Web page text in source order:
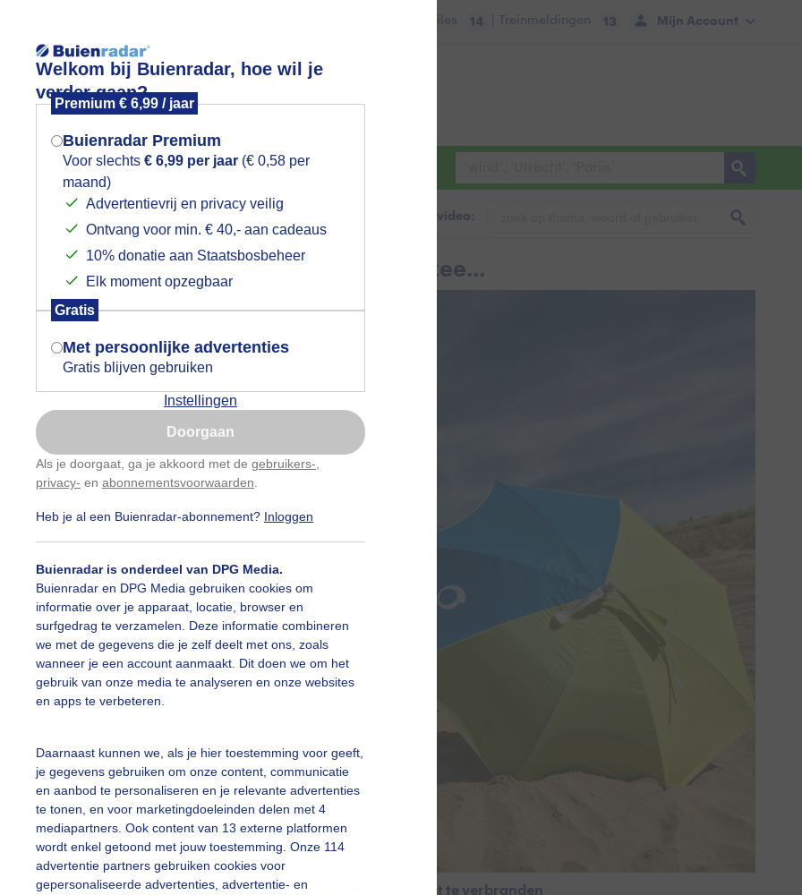
Welkom bij Buienradar, hoe wil je
verder gaan?
Premium € 6,99 / jaar
Buienradar Premium
Voor slechts € 6,99 per jaar (€ 0,58 per
maand)
Advertentievrij en privacy veilig
Ontvang voor min. € 40,- aan cadeaus
10% donatie aan Staatsbosbeheer
Elk moment opzegbaar
Gratis
Met persoonlijke advertenties
Gratis blijven gebruiken
Instellingen
Doorgaan
Als je doorgaat, ga je akkoord met de gebruikers-
privacy- en abonnementsvoorwaarden
Heb je al een Buienradar-abonnement? Inloggen
Buienradar is onderdeel van DPG Media.
Buienradar en DPG Media gebruiken cookies om
informatie over je apparaat, locatie, browser en
surfgedrag te verzamelen. Deze informatie combineren
we met de gegevens die je zelf deelt met ons, zoals
wanneer je een account aanmaakt. Dit doen we om het
gebruik van onze media te analyseren en onze websites
en apps te verbeteren.
Daarnaast kunnen we, als je hier toestemming voor geeft,
je gegevens gebruiken om onze content, communicatie
en aanbod te personaliseren en je relevante advertenties
te tonen, en voor marketingdoeleinden delen met 4
mediapartners. Ook content van 13 externe platformen
wordt enkel getoond met jouw toestemming. Onze 114
advertentie partners gebruiken cookies voor
gepersonaliseerde advertenties, advertentie- en
Mijn Account
Files 14 | Treinmeldingen 13
Foto en video Weerzine
Zoeken in foto & video:
en lekker windje aan zee...
de middag.....mevrouw smeert zich natuurlijk ook in,om niet te verbranden
Mogen we je locatie gebruiken voor
het weer?
Indien je hier nog geen akkoord op hebt
gegeven, verschijnt er zo een pop-up uit
je browser waarin deze toestemming
gevraagd wordt.
Is goed, toon de popup
Nu niet, misschien later
Gebruik je Safari en wil je niet elke dag deze pop-up
Klikhierom dit aan te passen